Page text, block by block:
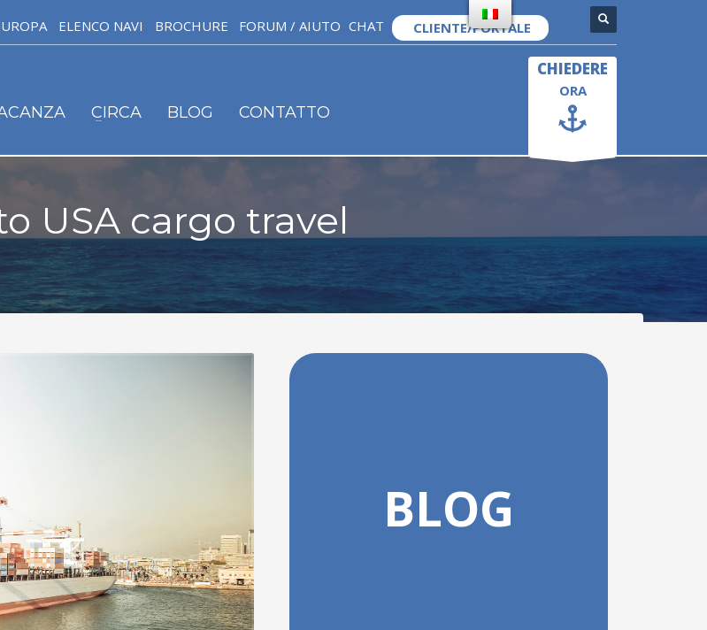
ELENCO NAVI BROCHURE FORUM / AIUTO CHAT CLIENTE/PORTALE
CIRCA BLOG CONTATTO
CHIEDERE
ORA
USA cargo travel
BLOG